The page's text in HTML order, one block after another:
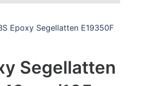
Epoxy Segellatten E19350F
Segellatten